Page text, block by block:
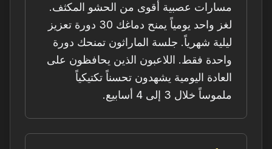
مسارات عصبية أقوى من الحشو المكثف.
لغز واحد يومياً يمنح دماغك 30 دورة تعزيز
ليلية شهرياً. جلسة الماراثون تمنحك دورة
واحدة فقط. اللاعبون الذين يحافظون على
العادة اليومية يشهدون تحسناً تكتيكياً
ملموساً خلال 3 إلى 4 أسابيع.